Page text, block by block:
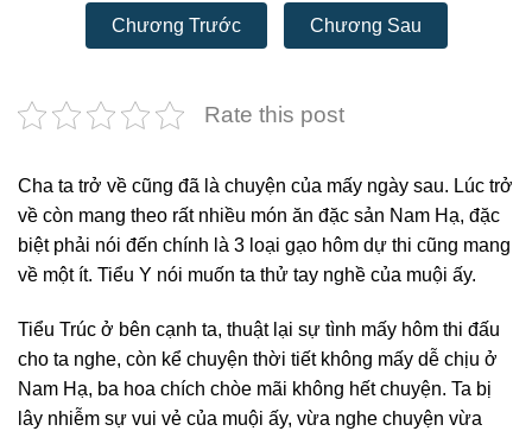
Chương Trước Chương Sau
Rate this post
Cha ta trở về cũng đã là chuyện của mấy ngày sau. Lúc trở
về còn mang theo rất nhiều món ăn đặc sản Nam Hạ, đặc
biệt phải nói đến chính là 3 loại gạo hôm dự thi cũng mang
về một ít. Tiểu Y nói muốn ta thử tay nghề của muội ấy.
Tiểu Trúc ở bên cạnh ta, thuật lại sự tình mấy hôm thi đấu
cho ta nghe, còn kể chuyện thời tiết không mấy dễ chịu ở
Nam Hạ, ba hoa chích chòe mãi không hết chuyện. Ta bị
lây nhiễm sự vui vẻ của muội ấy, vừa nghe chuyện vừa